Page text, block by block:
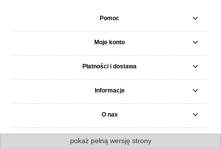
Pomoc
Moje konto
Płatności i dostawa
Informacje
O nas
pokaż pełną wersję strony